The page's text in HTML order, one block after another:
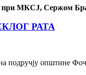
при МКСЈ, Сержом
РАТА
општине